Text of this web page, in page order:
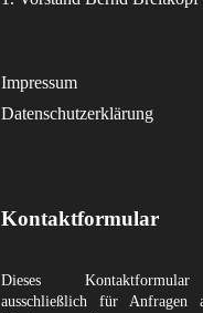
Impressum
Datenschutzerklärung
Kontaktformular
Dieses
ausschließlich für Anfragen